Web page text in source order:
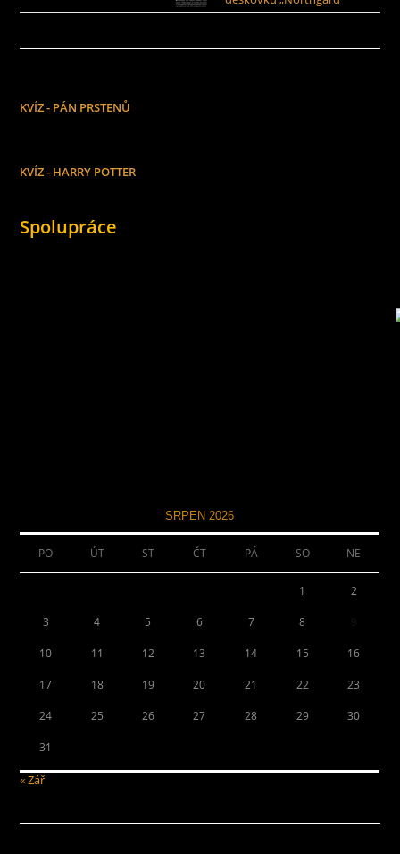
KVÍZ - PÁN PRSTENŮ
KVÍZ - HARRY POTTER
Spolupráce
SRPEN 2026
PO ÚT ST ČT PÁ SO NE
1 2
3 4 5 6 7 8
10 11 12 13 14 15 16
17 18 19 20 21 22 23
24 25 26 27 28 29 30
31
« Zář